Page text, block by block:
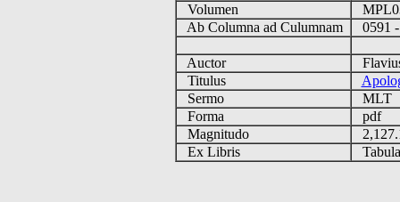
Volumen
Ab Columna ad Culumnam
0591
Auctor
Titulus
Sermo
MLT
Forma
pdf
Magnitudo
Ex Libris